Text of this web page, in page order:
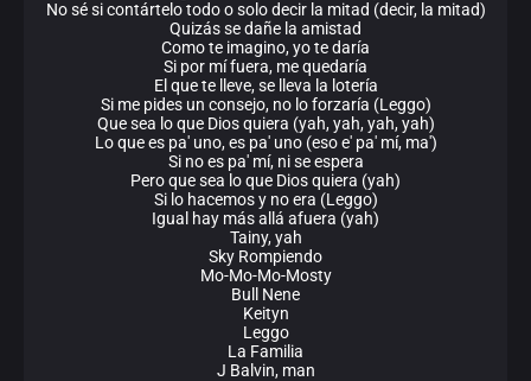
No sé si contártelo todo o solo decir la mitad (decir, la mitad)
Quizás se dañe la amistad
Como te imagino, yo te daría
Si por mí fuera, me quedaría
El que te lleve, se lleva la lotería
Si me pides un consejo, no lo forzaría (Leggo)
Que sea lo que Dios quiera (yah, yah, yah, yah)
Lo que es pa' uno, es pa' uno (eso e' pa' mí, ma')
Si no es pa' mí, ni se espera
Pero que sea lo que Dios quiera (yah)
Si lo hacemos y no era (Leggo)
Igual hay más allá afuera (yah)
Tainy, yah
Sky Rompiendo
Mo-Mo-Mo-Mosty
Bull Nene
Keityn
Leggo
La Familia
J Balvin, man